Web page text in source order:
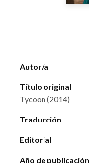
Autor/a
Título original
Tycoon (2014)
Traducción
Editorial
Año de publicación